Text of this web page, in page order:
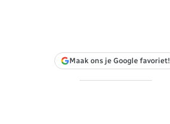
Maak ons je Google favoriet!